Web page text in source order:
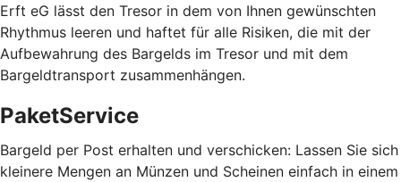
Erft eG lässt den Tresor in dem von Ihnen gewünschten
Rhythmus leeren und haftet für alle Risiken, die mit der
Aufbewahrung des Bargelds im Tresor und mit dem
Bargeldtransport zusammenhängen.
PaketService
Bargeld per Post erhalten und verschicken: Lassen Sie sich
kleinere Mengen an Münzen und Scheinen einfach in einem